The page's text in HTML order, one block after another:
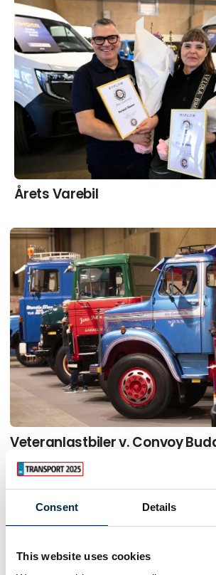
Consent Details
This website uses cookies
Årets Varebil
Veteranlastbiler v. Convoy